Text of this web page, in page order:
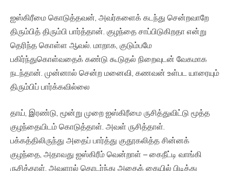
ஐஸ்கிரீமை கொடுத்தவன், அவர்களைக் கடந்து சென்றவாறே
திரும்பித் திரும்பி பார்த்தான். குழந்தை சாப்பிடுகிறதா என்று
தெரிந்த கொள்ள ஆவல். மாறாக, குடும்பமே
பகிர்ந்துகொள்வதைக் கண்டு கூடுதல் நிறைவுடன் வேகமாக
நடந்தான். முன்னால் சென்ற மனைவி, கணவன் உள்பட யாரையும்
திரும்பிப் பார்க்கவில்லை
தாய், இரண்டு, மூன்று முறை ஐஸ்கிரீமை ருசித்துவிட்டு மூத்த
குழந்தையிடம் கொடுத்தாள். அவள் ருசித்தாள்.
பக்கத்திலிருந்து அதைப் பார்த்து குதூகலித்த சின்னக்
குழந்தை, அதாவது ஐஸ்கிரீம் வென்றாள் – கைநீட்டி வாங்கி
ருசித்தாள். அவளால் தொடர்ந்து அதைக் கையில் பிடித்து